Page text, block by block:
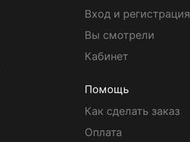
Вход и регистрация
Вы смотрели
Кабинет
Помощь
Как сделать заказ
Оплата